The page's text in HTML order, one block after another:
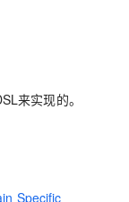
来实现的。
Specific